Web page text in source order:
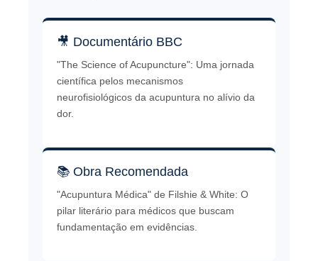
🎥 Documentário BBC
"The Science of Acupuncture": Uma jornada
científica pelos mecanismos
neurofisiológicos da acupuntura no alívio da
dor.
📚 Obra Recomendada
"Acupuntura Médica" de Filshie & White: O
pilar literário para médicos que buscam
fundamentação em evidências.